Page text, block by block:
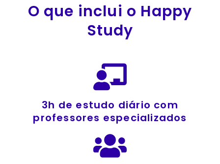
O que inclui o Happy
Study
3h de estudo diário com
professores especializados